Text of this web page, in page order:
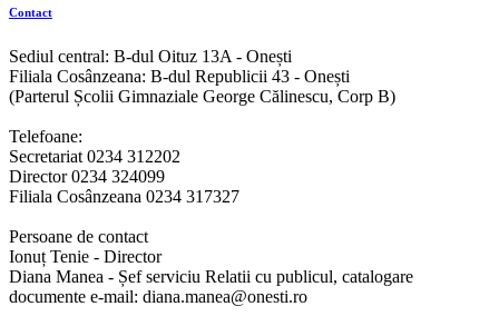
Contact
Sediul central: B-dul Oituz 13A - Onești
Filiala Cosânzeana: B-dul Republicii 43 - Onești
(Parterul Școlii Gimnaziale George Călinescu, Corp B)
Telefoane:
Secretariat 0234 312202
Director 0234 324099
Filiala Cosânzeana 0234 317327
Persoane de contact
Ionuț Tenie - Director
Diana Manea - Șef serviciu Relatii cu publicul, catalogare
documente e-mail: diana.manea@onesti.ro